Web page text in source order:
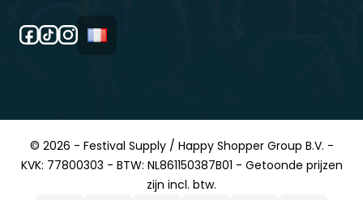
© 2026 - Festival Supply / Happy Shopper Group B.V. -
KVK: 77800303 - BTW: NL861150387B01 - Getoonde prijzen
zijn incl. btw.